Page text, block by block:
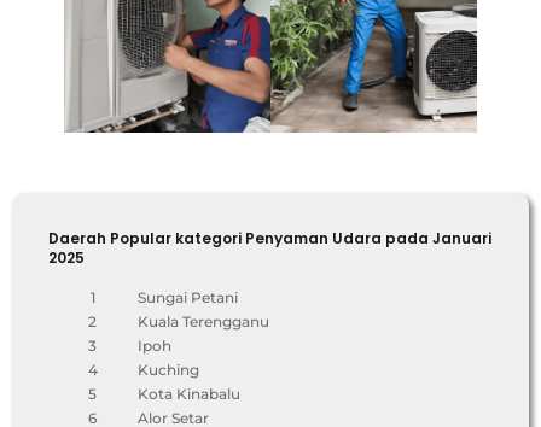
Daerah Popular kategori Penyaman Udara pada Januari
2025
1
Sungai Petani
2
Kuala Terengganu
3
Ipoh
4
Kuching
5
Kota Kinabalu
6
Alor Setar